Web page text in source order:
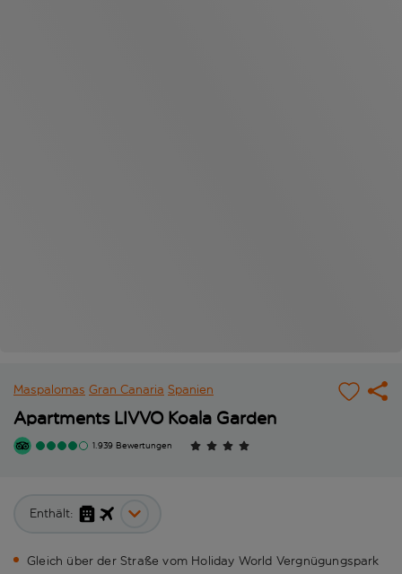
Maspalomas Gran Canaria Spanien
Apartments LIVVO Koala Garden
1.939 Bewertungen
Enthält:
Gleich über der Straße vom Holiday World Vergnügungspark